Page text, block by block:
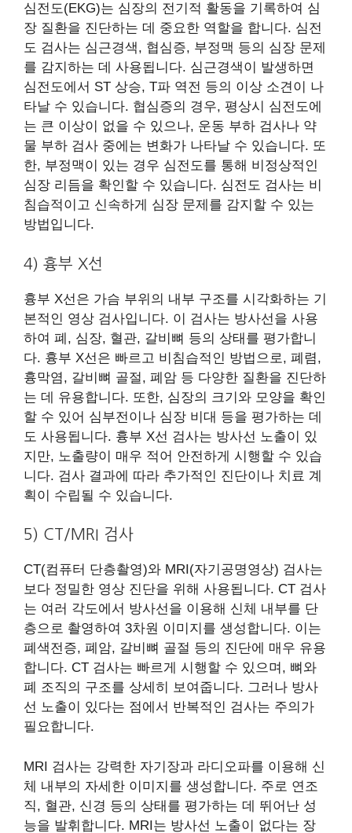
심전도(EKG)는 심장의 전기적 활동을 기록하여 심
장 질환을 진단하는 데 중요한 역할을 합니다. 심전
도 검사는 심근경색, 협심증, 부정맥 등의 심장 문제
를 감지하는 데 사용됩니다. 심근경색이 발생하면
심전도에서 ST 상승, T파 역전 등의 이상 소견이 나
타날 수 있습니다. 협심증의 경우, 평상시 심전도에
는 큰 이상이 없을 수 있으나, 운동 부하 검사나 약
물 부하 검사 중에는 변화가 나타날 수 있습니다. 또
한, 부정맥이 있는 경우 심전도를 통해 비정상적인
심장 리듬을 확인할 수 있습니다. 심전도 검사는 비
침습적이고 신속하게 심장 문제를 감지할 수 있는
방법입니다.
4) 흉부 X선
흉부 X선은 가슴 부위의 내부 구조를 시각화하는 기
본적인 영상 검사입니다. 이 검사는 방사선을 사용
하여 폐, 심장, 혈관, 갈비뼈 등의 상태를 평가합니
다. 흉부 X선은 빠르고 비침습적인 방법으로, 폐렴,
흉막염, 갈비뼈 골절, 폐암 등 다양한 질환을 진단하
는 데 유용합니다. 또한, 심장의 크기와 모양을 확인
할 수 있어 심부전이나 심장 비대 등을 평가하는 데
도 사용됩니다. 흉부 X선 검사는 방사선 노출이 있
지만, 노출량이 매우 적어 안전하게 시행할 수 있습
니다. 검사 결과에 따라 추가적인 진단이나 치료 계
획이 수립될 수 있습니다.
5) CT/MRI 검사
CT(컴퓨터 단층촬영)와 MRI(자기공명영상) 검사는
보다 정밀한 영상 진단을 위해 사용됩니다. CT 검사
는 여러 각도에서 방사선을 이용해 신체 내부를 단
층으로 촬영하여 3차원 이미지를 생성합니다. 이는
폐색전증, 폐암, 갈비뼈 골절 등의 진단에 매우 유용
합니다. CT 검사는 빠르게 시행할 수 있으며, 뼈와
폐 조직의 구조를 상세히 보여줍니다. 그러나 방사
선 노출이 있다는 점에서 반복적인 검사는 주의가
필요합니다.
MRI 검사는 강력한 자기장과 라디오파를 이용해 신
체 내부의 자세한 이미지를 생성합니다. 주로 연조
직, 혈관, 신경 등의 상태를 평가하는 데 뛰어난 성
능을 발휘합니다. MRI는 방사선 노출이 없다는 장